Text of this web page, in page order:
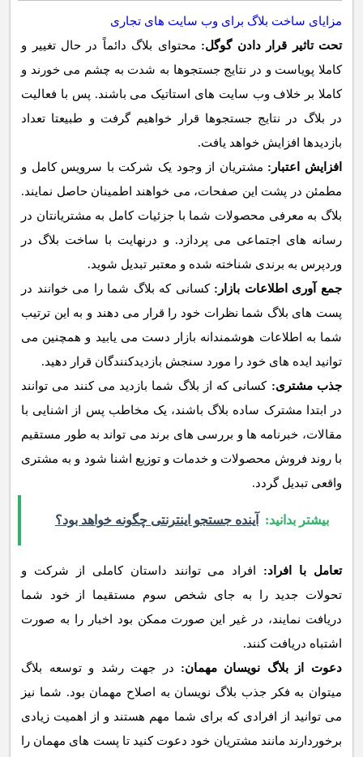
مزایای ساخت بلاگ برای وب سایت های تجاری
تحت تاثیر قرار دادن گوگل: محتوای بلاگ دائماً در حال تغییر و
کاملا پویاست و در نتایج جستجوها به شدت به چشم می خورند و
کاملا بر خلاف وب سایت های استاتیک می باشند. پس با فعالیت
در بلاگ در نتایج جستجوها قرار خواهیم گرفت و طبیعتا تعداد
بازدیدها افزایش خواهد یافت.
افزایش اعتبار: مشتریان از وجود یک شرکت با سرویس کامل و
مطمئن در پشت این صفحات، می خواهند اطمینان حاصل نمایند.
بلاگ به معرفی محصولات شما با جزئیات کامل به مشتریانتان در
رسانه های اجتماعی می پردازد. و درنهایت با ساخت بلاگ در
وردپرس به برندی شناخته شده و معتبر تبدیل شوید.
جمع آوری اطلاعات بازار: کسانی که بلاگ شما را می خوانند در
پست های بلاگ شما نظرات خود را قرار می دهند و به این ترتیب
شما به اطلاعات هوشمندانه بازار دست می یابید و همچنین می
توانید ایده های خود را مورد سنجش بازدیدکنندگان قرار دهید.
جذب مشتری: کسانی که از بلاگ شما بازدید می کنند می توانند
در ابتدا مشترک ساده بلاگ باشند، یک مخاطب پس از اشنایی با
مقالات، خبرنامه ها و بررسی های برند می تواند به طور مستقیم
با روند فروش محصولات و خدمات و توزیع اشنا شود و به مشتری
واقعی تبدیل گردد.
بیشتر بدانید: آینده جستجو اینترنتی چگونه خواهد بود؟
تعامل با افراد: افراد می توانند داستان کاملی از شرکت و
تحولات جدید را به جای شخص سوم مستقیما از خود شما
دریافت نمایند، در غیر این صورت ممکن بود اخبار را به صورت
اشتباه دریافت کنند.
دعوت از بلاگ نویسان مهمان: در جهت رشد و توسعه بلاگ
میتوان به فکر جذب بلاگ نویسان به اصلاح مهمان بود. شما نیز
می توانید از افرادی که برای شما مهم هستند و از اهمیت زیادی
برخوردارند مانند مشتریان خود دعوت کنید تا پست های مهمان را